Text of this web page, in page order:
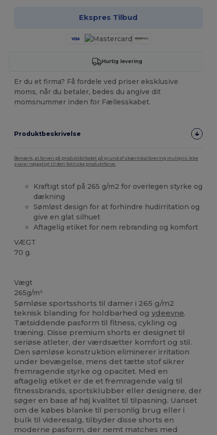
Ekspres Tilbud
Hurtig levering
Er du et firma? Få fordele ved priser eksklusive
moms, når du betaler, bedes du angive dit
momsnummer inden for Fællesskabet.
Produktbeskrivelse
Bemærk, at farven på produktbilledet på grund af skærmkalibrering muligvis ikke
svarer nøjagtigt til den faktiske produktfarve.
Kraftigt stof på 265 g/m2 for overlegen styrke og
dækning
Sømløst design for at forhindre hudirritation og
give en glat silhuet
Aftagelig etiket for nem rebranding og komfort
VÆGT
70 g.
Vægt
265g/m²
Sømløse sportsshorts til damer i 265 g/m2
teknisk blanding for holdbarhed ogydeevne.
Tætsiddende pasform til fitness, cykling og
træning. Disse premium shorts er designet til
seriøse atleter, der værdsætter komfort og stil.
Den sømløse konstruktion eliminerer irritation
under bevægelse, mens det tætte stof sikrer
fremragende styrke og opacitet. Med en
aftagelig etiket er de et fremragende valg til
fitnessbrands, sportsklubber eller designere, der
søger en base af høj kvalitet til tilpasning. Uanset
om de købes blanke til personlig brug eller i
bulk til videresalg, tilbyder disse shorts en
moderne pasform, der nemt matches med